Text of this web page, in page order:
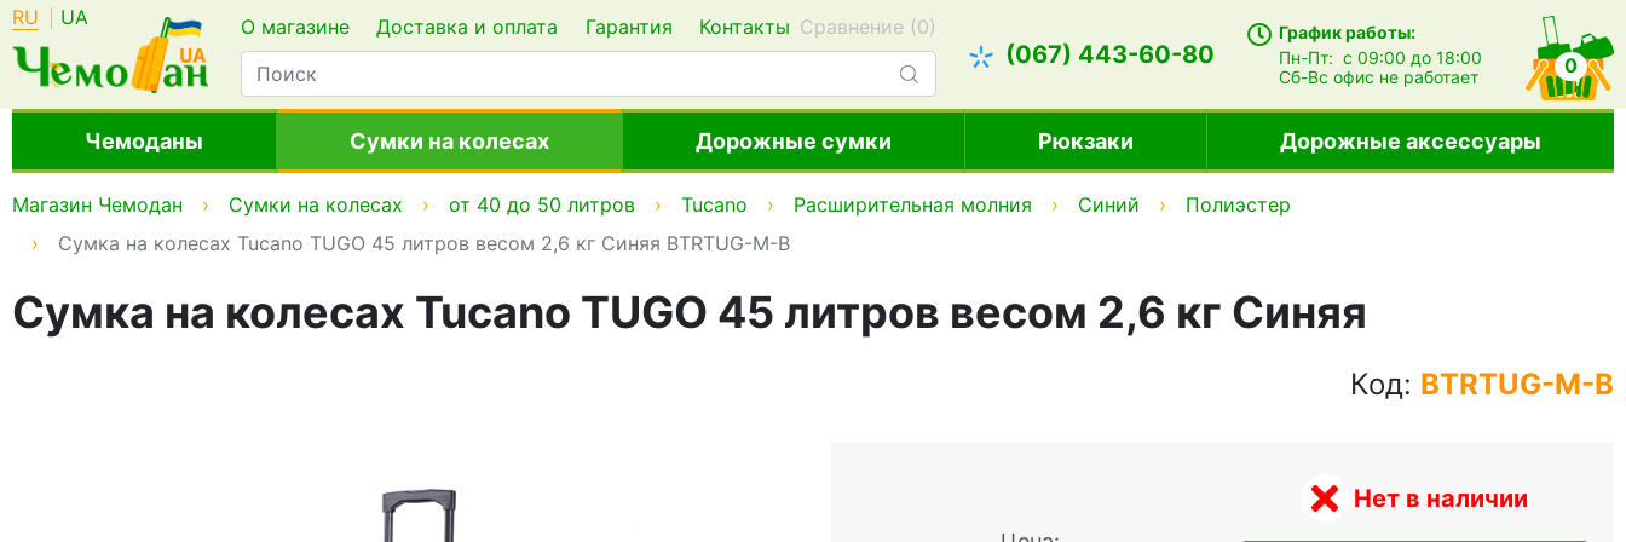
RU UA О магазине Доставка и оплата Гарантия Контакты Сравнение (0)
(067) 443-60-80
График работы:
Пн-Пт:с 09:00 до 18:00
Сб-Всофис не работает 0
Чемоданы Сумки на колесах Дорожные сумки Рюкзаки Дорожные аксессуары
Магазин Чемодан Сумки на колесах от 40 до 50 литров Tucano Расширительная молния Синий
Полиэстер
Сумка на колесах Tucano TUGO 45 литров весом 2,6 кг Синяя BTRTUG-M-B
Сумка на колесах Tucano TUGO 45 литров весом 2,6 кг Синяя
Код: BTRTUG-M-B
Нет в наличии